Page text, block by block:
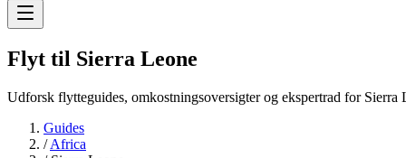
Flyt til Sierra Leone
Udforsk flytteguides, omkostningsoversigter og ekspertrad for Sierra
Guides
/Africa